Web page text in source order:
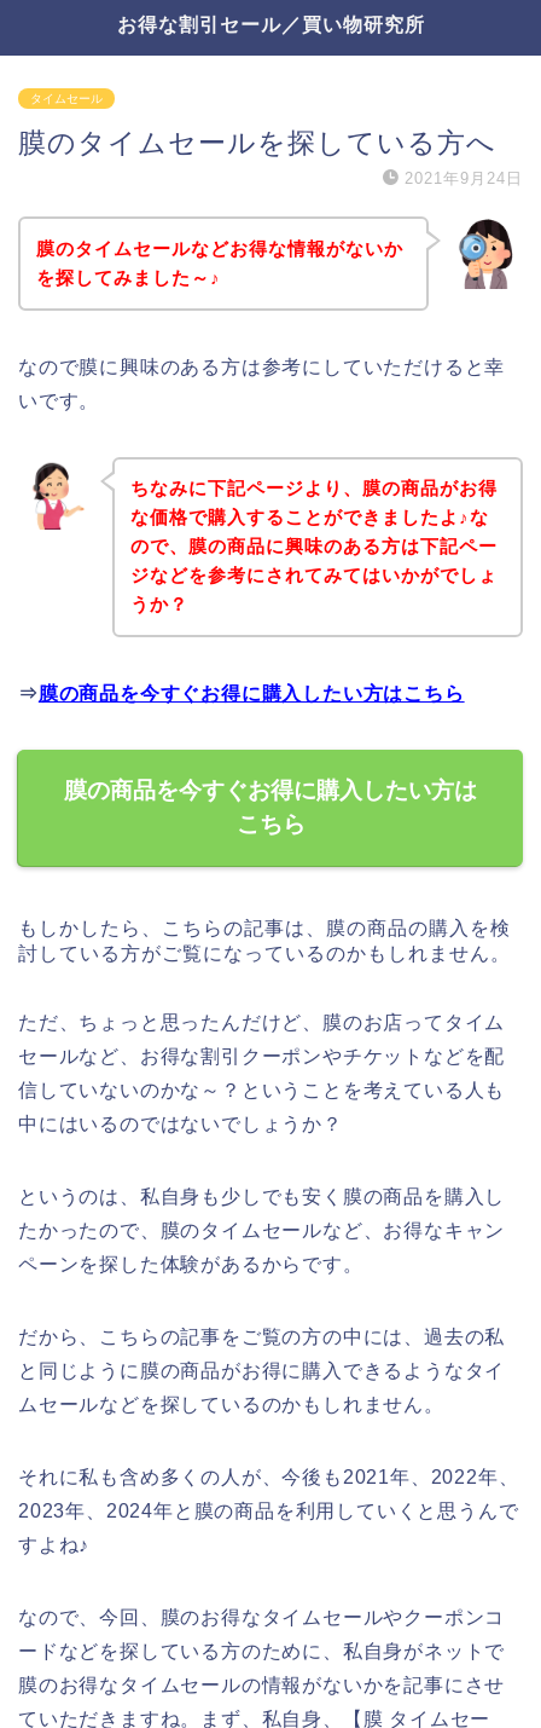
お得な割引セール／買い物研究所
タイムセール
膜のタイムセールを探している方へ
2021年9月24日
膜のタイムセールなどお得な情報がないか
を探してみました～♪
なので膜に興味のある方は参考にしていただけると幸
いです。
ちなみに下記ページより、膜の商品がお得
な価格で購入することができましたよ♪な
ので、膜の商品に興味のある方は下記ペー
ジなどを参考にされてみてはいかがでしょ
うか？
⇒膜の商品を今すぐお得に購入したい方はこちら
膜の商品を今すぐお得に購入したい方は
こちら
もしかしたら、こちらの記事は、膜の商品の購入を検
討している方がご覧になっているのかもしれません。
ただ、ちょっと思ったんだけど、膜のお店ってタイム
セールなど、お得な割引クーポンやチケットなどを配
信していないのかな～？ということを考えている人も
中にはいるのではないでしょうか？
というのは、私自身も少しでも安く膜の商品を購入し
たかったので、膜のタイムセールなど、お得なキャン
ペーンを探した体験があるからです。
だから、こちらの記事をご覧の方の中には、過去の私
と同じように膜の商品がお得に購入できるようなタイ
ムセールなどを探しているのかもしれません。
それに私も含め多くの人が、今後も2021年、2022年、
2023年、2024年と膜の商品を利用していくと思うんで
すよね♪
なので、今回、膜のお得なタイムセールやクーポンコ
ードなどを探している方のために、私自身がネットで
膜のお得なタイムセールの情報がないかを記事にさせ
ていただきますね。まず、私自身、【膜 タイムセー